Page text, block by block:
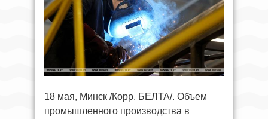
18 мая, Минск /Корр. БЕЛТА/. Объем
промышленного производства в